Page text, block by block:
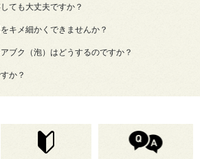
ても大丈夫ですか？
キメ細かくできませんか？
ブク（泡）はどうするのですか？
か？